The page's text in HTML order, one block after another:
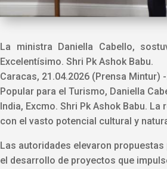
La ministra Daniella Cabello,
Excelentísimo. Shri Pk Ashok Babu.
Caracas, 21.04.2026 (Prensa
Popular para el Turismo, Daniella
India, Excmo. Shri Pk Ashok Babu.
con el vasto potencial cultural y
Las autoridades elevaron
el desarrollo de proyectos que